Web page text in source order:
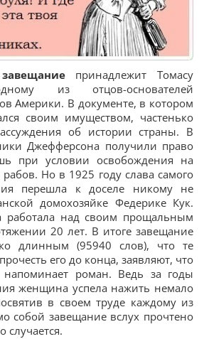
принадлежит Томасу
из отцов-основателей
Америки. В документе, в котором
своим имуществом, частенько
об истории страны. В
Джефферсона получили право
при условии освобождения на
Но в 1925 году слава самого
перешла к доселе никому не
домохозяйке Федерике Кук.
работала над своим прощальным
20 лет. В итоге завещание
длинным (95940 слов), что те
его до конца, заявляют, что
роман. Ведь за годы
женщина успела нажить немало
в своем труде каждому из
собой завещание вслух прочтено
случается.